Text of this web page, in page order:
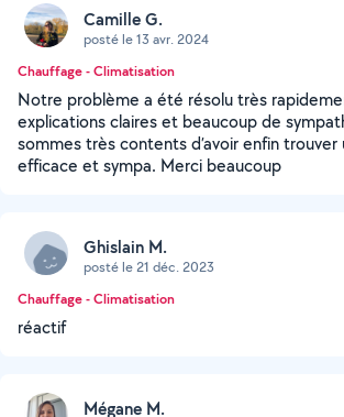
Camille G.
posté le 13 avr. 2024
Chauffage - Climatisation
Notre problème a été résolu très
explications claires et beaucoup de
sommes très contents d’avoir enfin trouver
efficace et sympa. Merci beaucoup
Ghislain M.
posté le 21 déc. 2023
Chauffage - Climatisation
réactif
Mégane M.